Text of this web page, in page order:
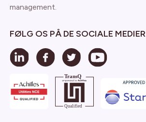
management.
FØLG OS PÅ DE SOCIALE MEDIER